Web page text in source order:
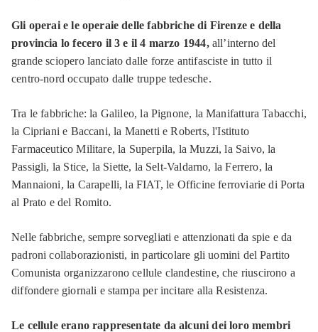
Gli operai e le operaie delle fabbriche di Firenze e della
provincia lo fecero il 3 e il 4 marzo 1944, all’interno del
grande sciopero lanciato dalle forze antifasciste in tutto il
centro-nord occupato dalle truppe tedesche.
Tra le fabbriche: la Galileo, la Pignone, la Manifattura Tabacchi,
la Cipriani e Baccani, la Manetti e Roberts, l'Istituto
Farmaceutico Militare, la Superpila, la Muzzi, la Saivo, la
Passigli, la Stice, la Siette, la Selt-Valdarno, la Ferrero, la
Mannaioni, la Carapelli, la FIAT, le Officine ferroviarie di Porta
al Prato e del Romito.
Nelle fabbriche, sempre sorvegliati e attenzionati da spie e da
padroni collaborazionisti, in particolare gli uomini del Partito
Comunista organizzarono cellule clandestine, che riuscirono a
diffondere giornali e stampa per incitare alla Resistenza.
Le cellule erano rappresentate da alcuni dei loro membri